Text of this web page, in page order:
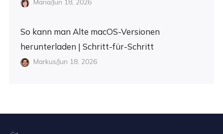
Maria/Jun 18, 2026
So kann man Alte macOS-Versionen
herunterladen | Schritt-für-Schritt
Markus/Jun 18, 2026